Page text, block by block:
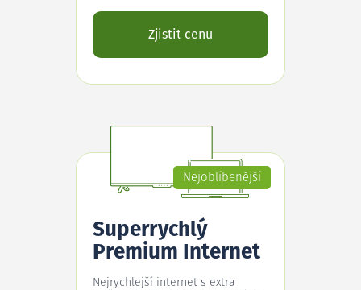
Zjistit cenu
Nejoblíbenější
Superrychlý
Premium Internet
Nejrychlejší internet s extra